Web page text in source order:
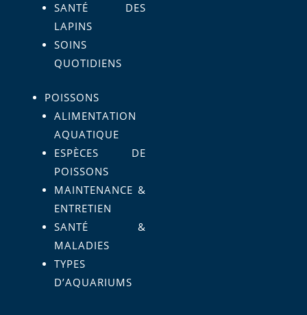
SANTÉ DES
LAPINS
SOINS
QUOTIDIENS
POISSONS
ALIMENTATION
AQUATIQUE
ESPÈCES DE
POISSONS
MAINTENANCE &
ENTRETIEN
SANTÉ &
MALADIES
TYPES
D’AQUARIUMS